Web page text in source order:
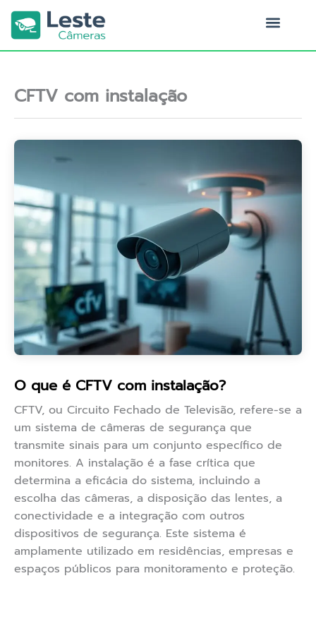
para
conteúdo
CFTV com instalação
O que é CFTV com instalação?
CFTV, ou Circuito Fechado de Televisão, refere-se a
um sistema de câmeras de segurança que
transmite sinais para um conjunto específico de
monitores. A instalação é a fase crítica que
determina a eficácia do sistema, incluindo a
escolha das câmeras, a disposição das lentes, a
conectividade e a integração com outros
dispositivos de segurança. Este sistema é
amplamente utilizado em residências, empresas e
espaços públicos para monitoramento e proteção.